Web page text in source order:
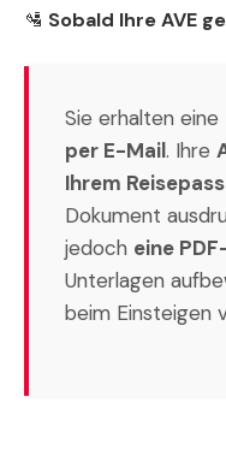
🛂 Sobald Ihre AVE
Sie erhalten eine
per E-Mail. Ihre
Ihrem
Dokument
jedoch eine
Unterlagen
beim Einsteigen